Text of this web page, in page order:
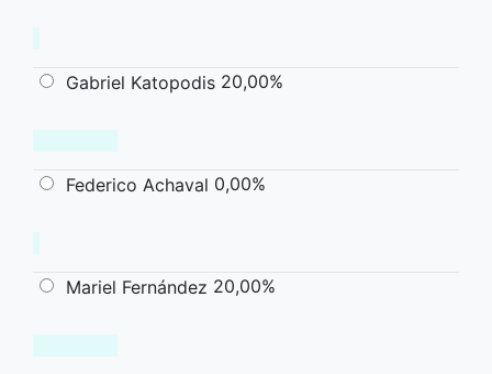
Gabriel Katopodis 20,00%
Federico Achaval 0,00%
Mariel Fernández 20,00%